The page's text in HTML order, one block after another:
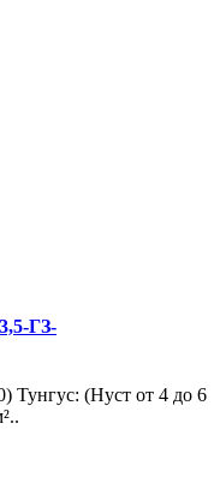
ГЗ-
(Hуст от 4 до 6